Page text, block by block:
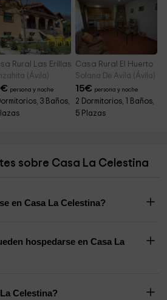
Rural Las Erillas A
(Ávila)
€ persona y noche
3 Baños,
Casa Rural El Huerto
Solana De Avila (Ávila)
15€ persona y noche
2 Dormitorios, 1 Baños,
5 Plazas
sobre Casa La Celestina
en Casa La Celestina?
hospedarse en Casa La
Celestina?